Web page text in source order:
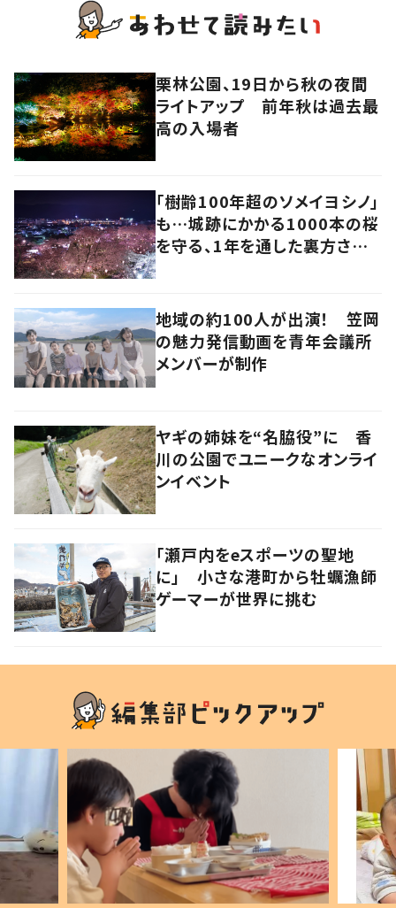
栗林公園、19日から秋の夜間
ライトアップ 前年秋は過去最
高の入場者
「樹齢100年超のソメイヨシノ」
も…城跡にかかる1000本の桜
を守る、1年を通した裏方さん
地域の約100人が出演！ 笠岡
の魅力発信動画を青年会議所
メンバーが制作
ヤギの姉妹を“名脇役”に 香
川の公園でユニークなオンライ
ンイベント
「瀬戸内をeスポーツの聖地
に」 小さな港町から牡蠣漁師
ゲーマーが世界に挑む